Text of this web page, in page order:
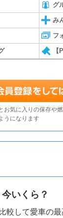
グ
み
フ
お気に入りの保存や
うになります
いくら？
較して愛車の